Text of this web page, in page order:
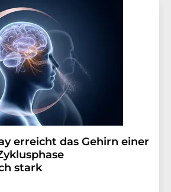
erreicht das Gehirn einer
stark